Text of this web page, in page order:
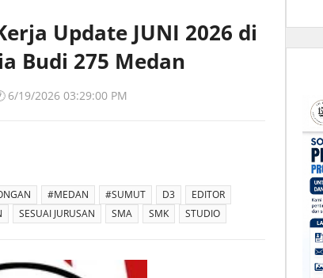
Update JUNI 2026 di
Budi 275 Medan
6/19/2026 03:29:00 PM
#MEDAN #SUMUT D3
EDITOR
SESUAI JURUSAN SMA SMK STUDIO